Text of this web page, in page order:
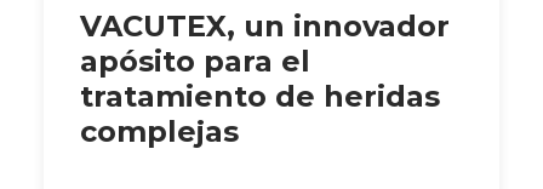
VACUTEX, un innovador
apósito para el
tratamiento de heridas
complejas